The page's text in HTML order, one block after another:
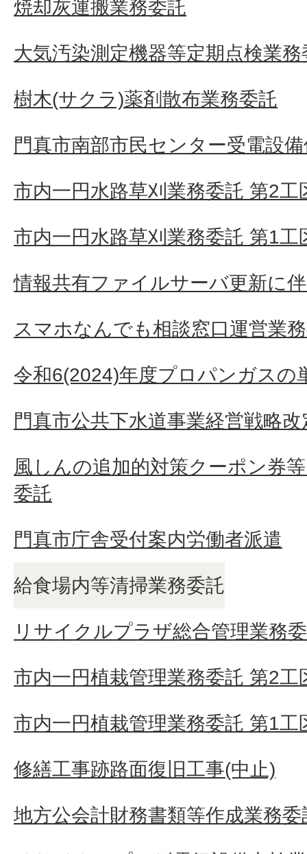
焼却灰運搬業務委託
大気汚染測定機器等定期点検業務
樹木(サクラ)薬剤散布業務委託
門真市南部市民センター受電設
市内一円水路草刈業務委託 第2工
市内一円水路草刈業務委託 第1工
情報共有ファイルサーバ更新に
スマホなんでも相談窓口運営業
令和6(2024)年度プロパンガスの
門真市公共下水道事業経営戦略
風しんの追加的対策クーポン券
委託
門真市庁舎受付案内労働者派遣
給食場内等清掃業務委託
リサイクルプラザ総合管理業務
市内一円植栽管理業務委託 第2工
市内一円植栽管理業務委託 第1工
修繕工事跡路面復旧工事(中止)
地方公会計財務書類等作成業務委